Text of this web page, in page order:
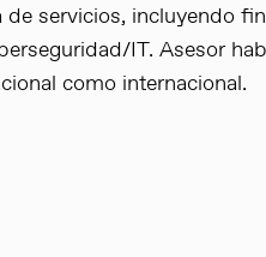
servicios, incluyendo
IT. Asesor
como internacional.